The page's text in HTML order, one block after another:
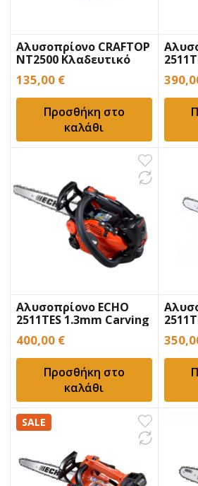
Αλυσοπρίονο CRAFTOP
NT2500 Κλαδευτικό
135,00 €
Προσθήκη στο
καλάθι
Αλυσοπρίονο ECHO
2511TES 1.3mm Carving
400,00 €
Προσθήκη στο
καλάθι
SALE